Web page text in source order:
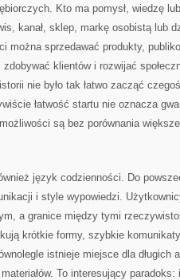
Kto ma pomysł, wiedzę
kanał, sklep, markę osobistą lub
można sprzedawać produkty,
klientów i rozwijać
nie było tak łatwo zacząć
łatwość startu nie oznacza
są bez porównania
język codzienności. Do
i style wypowiedzi.
a granice między tymi
krótkie formy, szybkie
istnieje miejsce dla długich
To interesujący